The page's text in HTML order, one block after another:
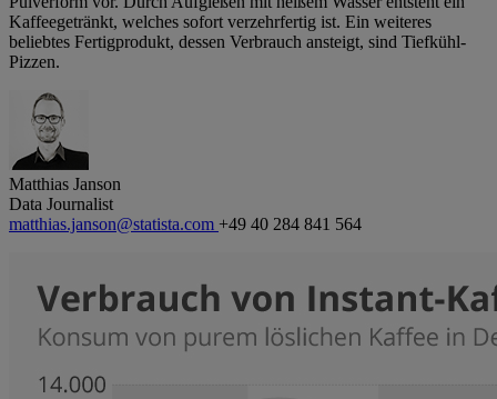
Kaffeegetränkt, welches sofort verzehrfertig ist. Ein weiteres
beliebtes Fertigprodukt, dessen Verbrauch ansteigt, sind Tiefkühl-
Pizzen.
Matthias Janson
Data Journalist
matthias.janson@statista.com +49 40 284 841 564